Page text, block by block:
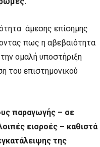
άμεσης επίσημης
πως η αβεβαιότητα
ομαλή υποστήριξη
του επιστημονικού
παραγωγής – σε
εισροές – καθιστά
της